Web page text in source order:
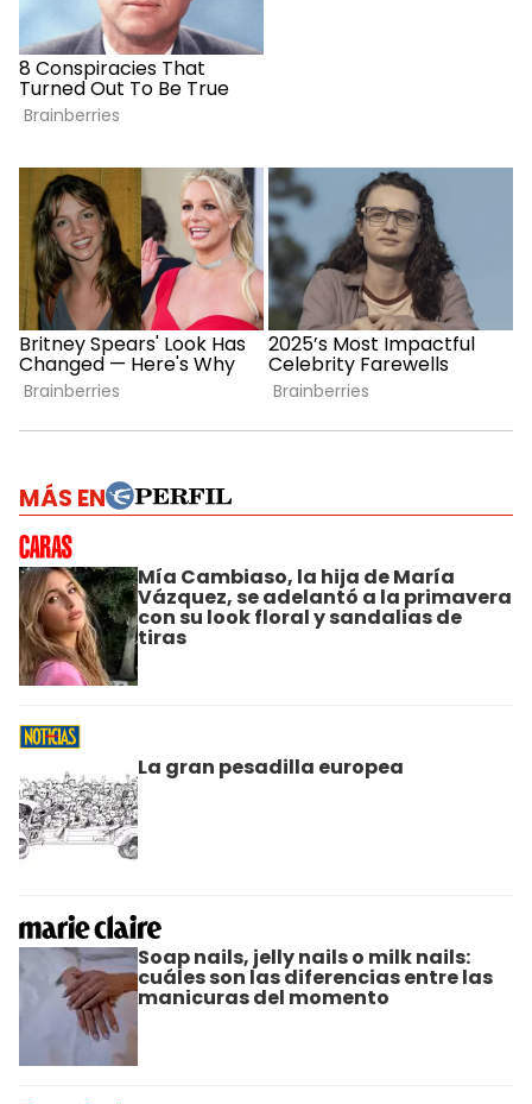
MÁS EN
Mía Cambiaso, la hija de María
Vázquez, se adelantó a la primavera
con su look floral y sandalias de
tiras
La gran pesadilla europea
Soap nails, jelly nails o milk nails:
cuáles son las diferencias entre las
manicuras del momento